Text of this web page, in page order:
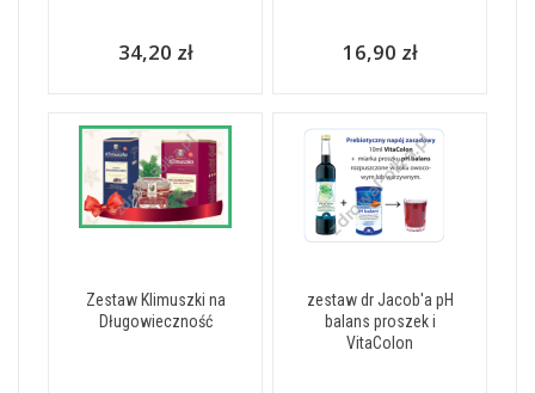
34,20 zł 16,90 zł
Zestaw Klimuszki na
Długowieczność
zestaw dr Jacob'a pH
balans proszek i
VitaColon